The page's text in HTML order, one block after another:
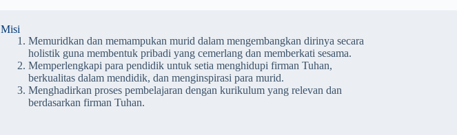
Misi
Memuridkan dan memampukan murid dalam mengembangkan dirinya secara
holistik guna membentuk pribadi yang cemerlang dan memberkati sesama.
Memperlengkapi para pendidik untuk setia menghidupi firman Tuhan,
berkualitas dalam mendidik, dan menginspirasi para murid.
Menghadirkan proses pembelajaran dengan kurikulum yang relevan dan
berdasarkan firman Tuhan.